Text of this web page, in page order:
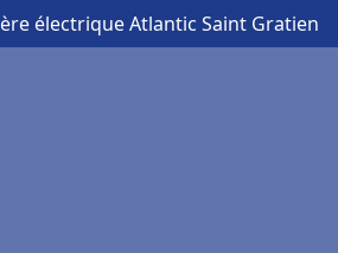
électrique Atlantic Saint Gratien